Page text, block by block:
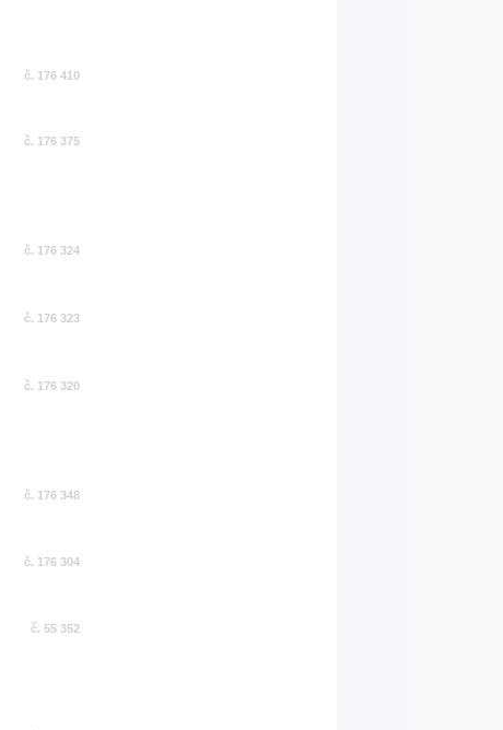
č. 176 410
č. 176 375
č. 176 324
č. 176 323
č. 176 320
č. 176 348
č. 176 304
č. 55 352